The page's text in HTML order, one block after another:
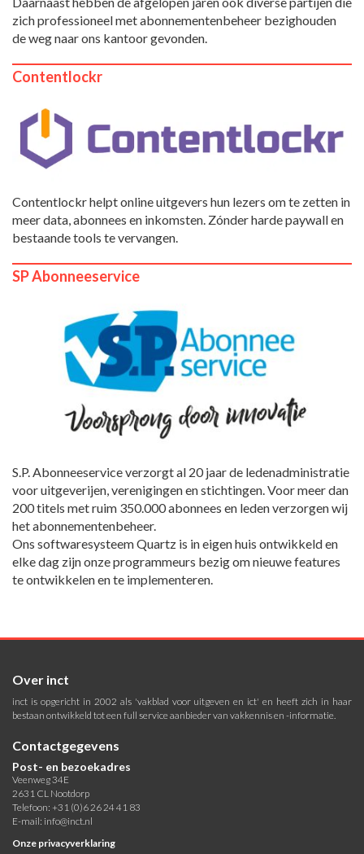
zich professioneel met abonnementenbeheer bezighouden
de weg naar ons kantoor gevonden.
Contentlockr
Contentlockr helpt online uitgevers hun lezers om te zetten in
meer data, abonnees en inkomsten. Zónder harde paywall en
bestaande tools te vervangen.
SP Abonneeservice
S.P. Abonneeservice verzorgt al 20 jaar de ledenadministratie
voor uitgeverijen, verenigingen en stichtingen. Voor meer dan
200 titels met ruim 350.000 abonnees en leden verzorgen wij
het abonnementenbeheer.
Ons softwaresysteem Quartz is in eigen huis ontwikkeld en
elke dag zijn onze programmeurs bezig om nieuwe features
te ontwikkelen en te implementeren.
Over inct
inct is opgericht in 2002 als 'vakblad voor uitgeven en ict' en heeft zich in haar
bestaan ontwikkeld tot een full service aanbieder van vakkennis en -informatie.
Contactgegevens
Post- en bezoekadres
Veenweg 34E
2631 CL Nootdorp
Telefoon: +31 (0)6 26 24 41 83
E-mail: info@inct.nl
Onze privacyverklaring